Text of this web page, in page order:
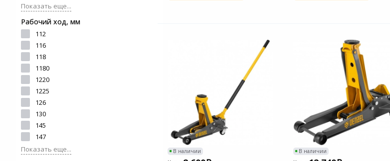
Показать еще...
Рабочий ход, мм
112
116
118
1180
1220
1225
126
130
145
147
Показать еще...
В наличии
В наличии